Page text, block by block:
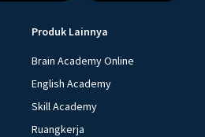
Produk Lainnya
Brain Academy Online
English Academy
Skill Academy
Ruangkerja